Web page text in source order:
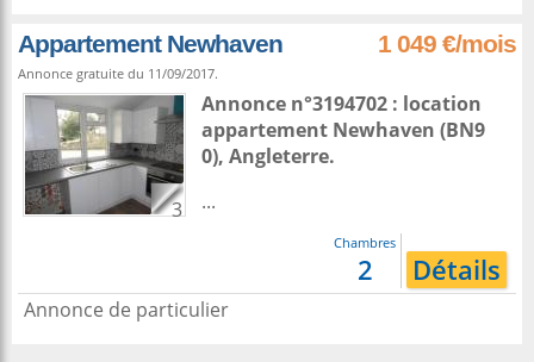
Appartement Newhaven 1 049 €/mois
Annonce gratuite du 11/09/2017.
3
Annonce n°3194702 : location
appartement Newhaven (BN9
0), Angleterre.
...
Chambres
2 Détails
Annonce de particulier